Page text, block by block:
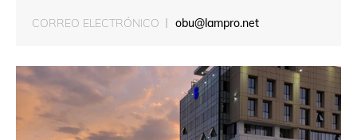
CORREO ELECTRÓNICO obu@lampro.net